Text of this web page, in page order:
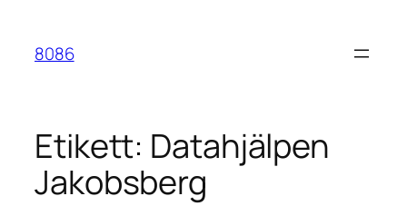
innehåll
8086
Etikett: Datahjälpen
Jakobsberg